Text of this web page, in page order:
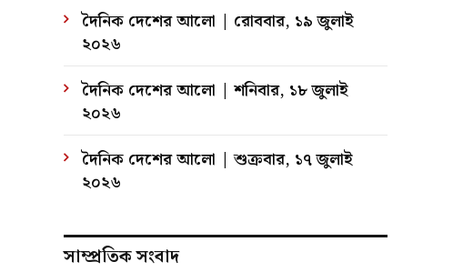
দৈনিক দেশের আলো | রোববার, ১৯ জুলাই
২০২৬
দৈনিক দেশের আলো | শনিবার, ১৮ জুলাই
২০২৬
দৈনিক দেশের আলো | শুক্রবার, ১৭ জুলাই
২০২৬
সাম্প্রতিক সংবাদ